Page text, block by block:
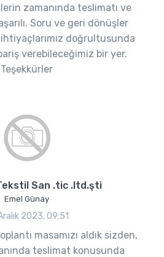
zamanında teslimatı ve
Soru ve geri dönüşler
ihtiyaçlarımız doğrultusunda
verebileceğimiz bir yer.
Teşekkürler
San .tic .ltd.şti
Emel Günay
2023, 09:51
masamızı aldık sizden,
teslimat konusunda